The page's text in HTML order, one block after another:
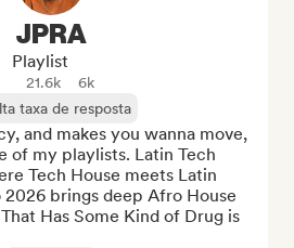
JPRA
Playlist
21.6k
6k
taxa de resposta
and makes you wanna move,
of my playlists. Latin Tech
Tech House meets Latin
brings deep Afro House
Has Some Kind of Drug is